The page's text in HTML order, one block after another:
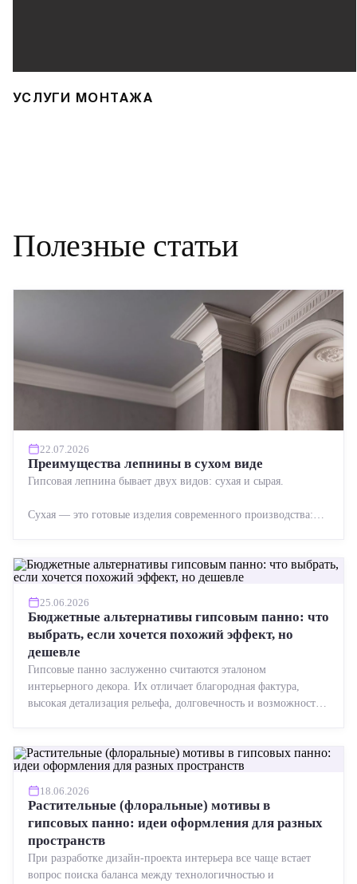
УСЛУГИ МОНТАЖА
Полезные статьи
22.07.2026
Преимущества лепнины в сухом виде
Гипсовая лепнина бывает двух видов: сухая и сырая.
Сухая — это готовые изделия современного производства:
25.06.2026
Бюджетные альтернативы гипсовым панно: что
выбрать, если хочется похожий эффект, но
дешевле
Гипсовые панно заслуженно считаются эталоном
интерьерного декора. Их отличает благородная фактура,
высокая детализация рельефа, долговечность и возможность
18.06.2026
Растительные (флоральные) мотивы в
гипсовых панно: идеи оформления для разных
пространств
При разработке дизайн-проекта интерьера все чаще встает
вопрос поиска баланса между технологичностью и